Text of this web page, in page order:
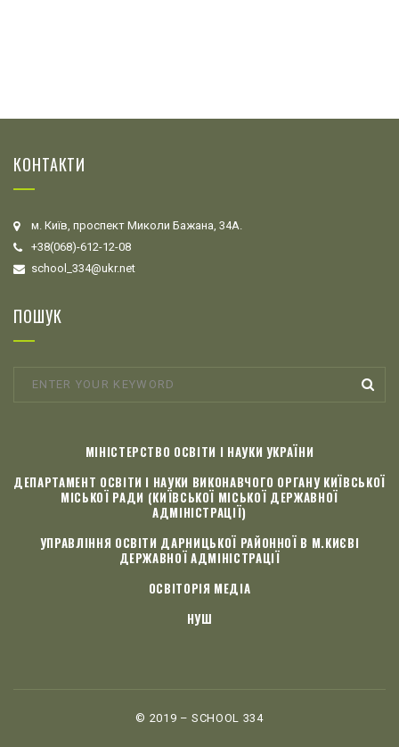
КОНТАКТИ
м. Київ, проспект Миколи Бажана, 34А.
+38(068)-612-12-08
school_334@ukr.net
ПОШУК
МІНІСТЕРСТВО ОСВІТИ І НАУКИ УКРАЇНИ
ДЕПАРТАМЕНТ ОСВІТИ І НАУКИ ВИКОНАВЧОГО ОРГАНУ КИЇВСЬКОЇ
МІСЬКОЇ РАДИ (КИЇВСЬКОЇ МІСЬКОЇ ДЕРЖАВНОЇ
АДМІНІСТРАЦІЇ)
УПРАВЛІННЯ ОСВІТИ ДАРНИЦЬКОЇ РАЙОННОЇ В М.КИЄВІ
ДЕРЖАВНОЇ АДМІНІСТРАЦІЇ
ОСВІТОРІЯ МЕДІА
НУШ
© 2019 – SCHOOL 334